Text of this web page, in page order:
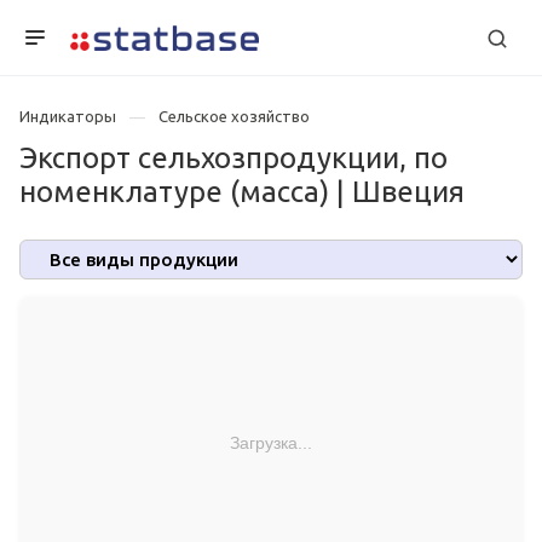
Индикаторы Сельское хозяйство
Экспорт сельхозпродукции, по
номенклатуре (масса) | Швеция
Загрузка...